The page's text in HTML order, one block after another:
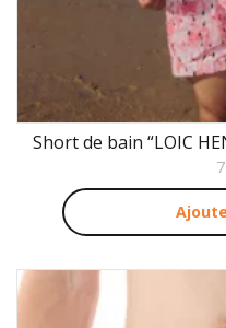
Short de bain “LOIC